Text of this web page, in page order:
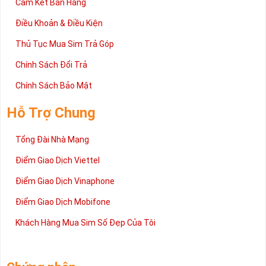
Không quá nặng về quan điểm vận hạn hên xui hay phong thủy
sim số đẹp mang hơi hướng của sự nhẹ nhàng, tinh tế và gần
Cam Kết Bán Hàng
Điều Khoản & Điều Kiện
Thủ Tục Mua Sim Trả Góp
Chính Sách Đổi Trả
Chính Sách Bảo Mật
Hỗ Trợ Chung
Tổng Đài Nhà Mạng
Điểm Giao Dịch Viettel
Điểm Giao Dịch Vinaphone
Điểm Giao Dịch Mobifone
Khách Hàng Mua Sim Số Đẹp Của Tôi